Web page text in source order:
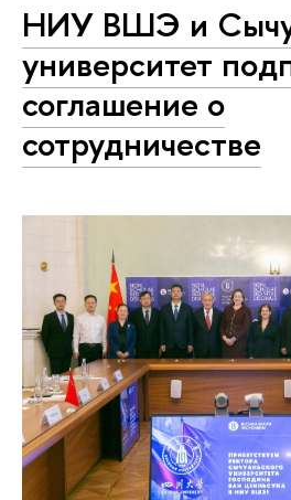
НИУ ВШЭ и
университет
соглашение о
сотрудничестве